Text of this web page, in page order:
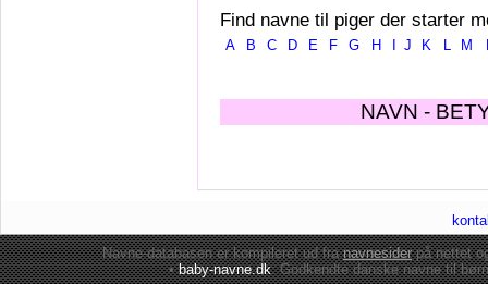
Find navne til piger der starter
A B C D E F G H J K L M
NAVN -
Navne-databasen er kompileret ud franavnesiderpå nettet
•baby-navne.dk: Godkendte danskenavne til børn